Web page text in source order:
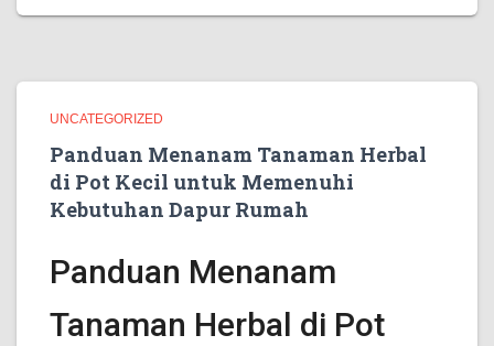
UNCATEGORIZED
Panduan Menanam Tanaman Herbal
di Pot Kecil untuk Memenuhi
Kebutuhan Dapur Rumah
Panduan Menanam
Tanaman Herbal di Pot